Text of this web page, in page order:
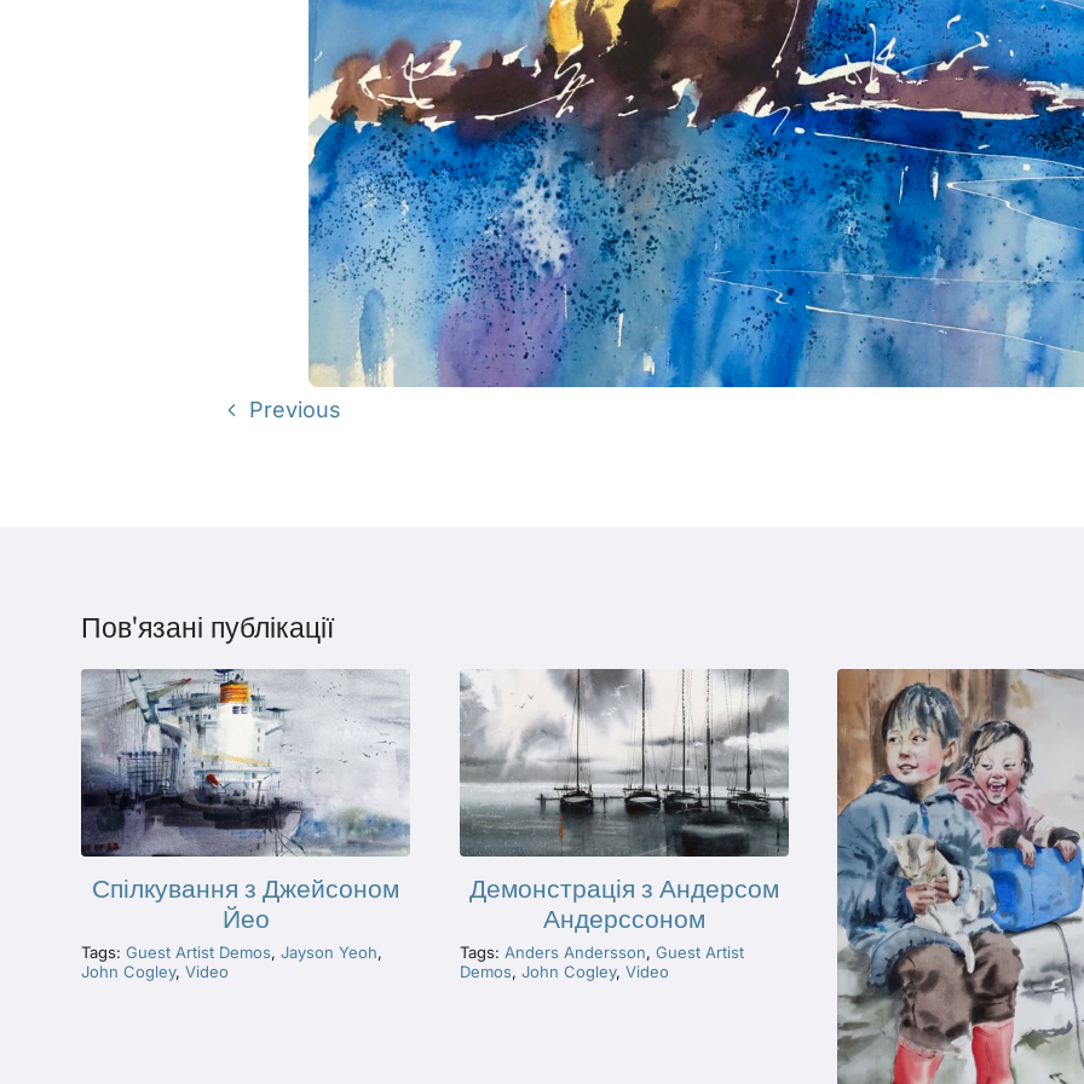
Previous
Пов'язані публікації
Спілкування з Джейсоном
Йео
Tags:Guest Artist Demos,Jayson Yeoh,
John Cogley,Video
Демонстрація з Андерсом
Андерссоном
Tags: Anders Andersson, Guest Artist
Demos, John Cogley, Video